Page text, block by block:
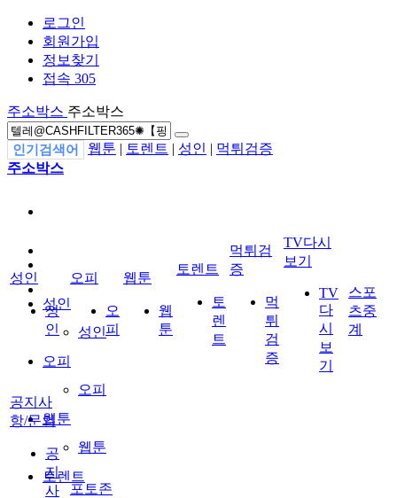
로그인
회원가입
정보찾기
접속 305
주소박스 주소박스
인기검색어 웹툰 | 토렌트 | 성인 | 먹튀검증
주소박스
성인
성인
오피
오피
웹툰
웹툰
토렌트
성인
성
인
오피
오
피
웹툰
웹
툰
토렌트
토
렌
트
먹튀검
증
먹
튀
검
증
TV다시
보기
TV
다
시
보
기
스포
츠중
계
공지사
항/문의
공
지
사
포토존